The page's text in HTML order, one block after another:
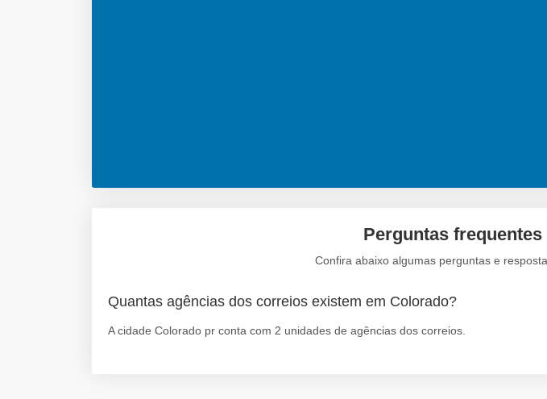
Perguntas
Confira abaixo algumas perguntas e
Quantas agências dos correios existem em Colorado?
A cidade Colorado pr conta com 2 unidades de agências dos correios.